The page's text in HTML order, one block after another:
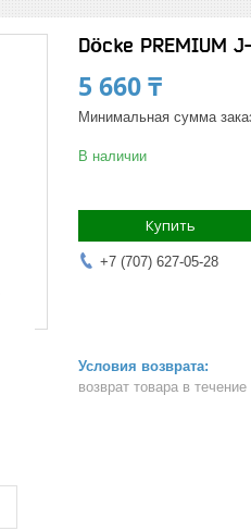
Döcke PREMIUM
5 660 ₸
Минимальная сумма
В наличии
Купить
+7 (707) 627-05-28
возврат товара в